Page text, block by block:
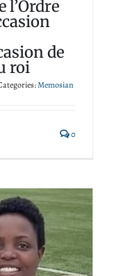
l’Ordre
de
roi
Memosian
0